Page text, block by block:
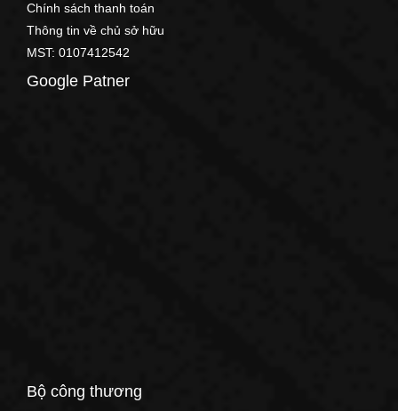
Chính sách thanh toán
Thông tin về chủ sở hữu
MST: 0107412542
Google Patner
Bộ công thương